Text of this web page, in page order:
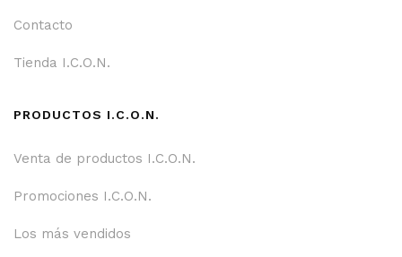
Contacto
Tienda I.C.O.N.
PRODUCTOS I.C.O.N.
Venta de productos I.C.O.N.
Promociones I.C.O.N.
Los más vendidos